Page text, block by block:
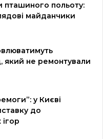
пташиного польоту:
майданчики
який не ремонтували
у Києві
до
ігор